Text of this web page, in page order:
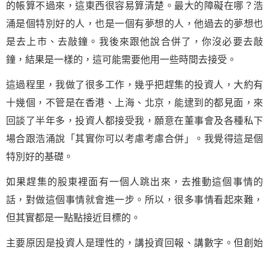
的帳算不過來，這東西很容易算清楚。最大的障礙在哪？浩
涌是個特別好的人，也是一個有夢想的人，他過去的夢想也
是去上市、去敲鐘。我後來跟他說合併了，你沒必要去敲
鐘，結果是一樣的，這可能需要他用一些時間去接受。
這過程里，我做了很多工作，幾乎把趕集的投資人，大約有
十幾個，不管是在香港、上海、北京，能逮到的都見面，來
回談了半年多，投資人都接受我，願意在董事會及各種私下
場合跟浩涌說「其實你可以考慮考慮合併」。我覺得這是個
特別好的基礎。
如果趕集的股東裡面有一個人跳出來，去推動這個事情的
話，對做這個事情就會進一步。所以，很多事情看起來難，
但其實都是一點點接近目標的。
主要原因是投資人是理性的，講投資回報、講數字。但創始